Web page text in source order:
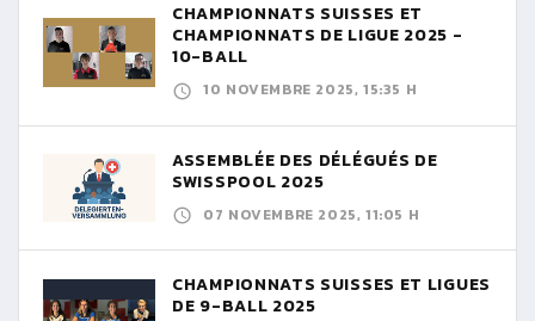
CHAMPIONNATS SUISSES ET
CHAMPIONNATS DE LIGUE 2025 -
10-BALL
10 NOVEMBRE 2025, 15:35 H
ASSEMBLÉE DES DÉLÉGUÉS DE
SWISSPOOL 2025
07 NOVEMBRE 2025, 11:05 H
CHAMPIONNATS SUISSES ET LIGUES
DE 9-BALL 2025